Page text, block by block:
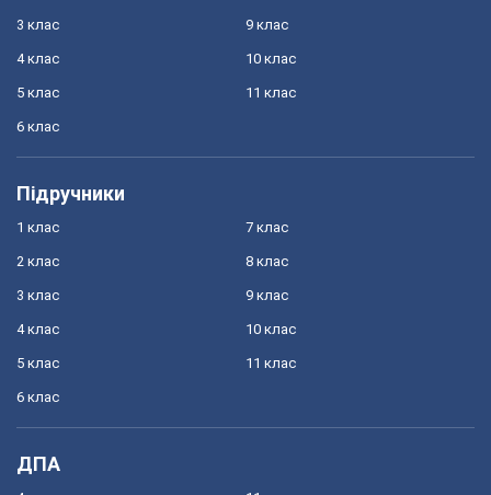
3 клас
4 клас
5 клас
6 клас
9 клас
10 клас
11 клас
Підручники
1 клас
2 клас
3 клас
4 клас
5 клас
6 клас
7 клас
8 клас
9 клас
10 клас
11 клас
ДПА